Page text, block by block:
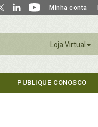
Minha conta
Loja Virtual
PUBLIQUE CONOSCO